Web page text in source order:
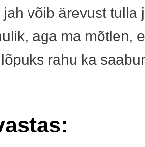
võib ärevust tulla
aga ma mõtlen,
rahu ka